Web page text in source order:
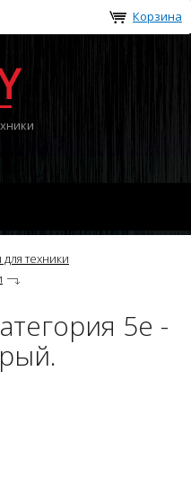
Корзина
техники
5е -